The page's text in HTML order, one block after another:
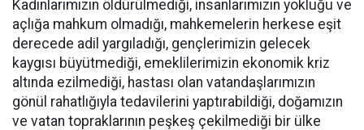
Kadınlarımızın öldürülmediği, insanlarımızın yokluğu ve
açlığa mahkum olmadığı, mahkemelerin herkese eşit
derecede adil yargıladığı, gençlerimizin gelecek
kaygısı büyütmediği, emeklilerimizin ekonomik kriz
altında ezilmediği, hastası olan vatandaşlarımızın
gönül rahatlığıyla tedavilerini yaptırabildiği, doğamızın
ve vatan topraklarının peşkeş çekilmediği bir ülke